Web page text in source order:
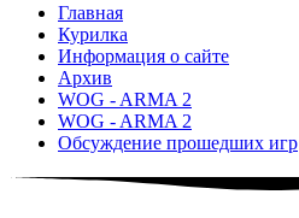
Главная
Курилка
Информация о сайте
Архив
WOG - ARMA 2
WOG - ARMA 2
Обсуждение прошедших игр